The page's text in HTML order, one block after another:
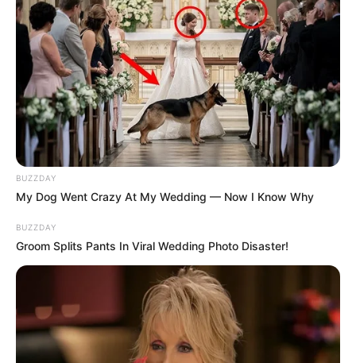
એન્જિનિયરનું મોત
2 weeks ago
પેપર લીક વિરુદ્ધ કાલે નવું બિલ આવી શકે છે, 10
વર્ષની જેલ અને 10 કરોડ સુધીના દંડની જોગવાઈ
2 weeks ago
મોદીએ રાતે 12 વાગ્યે વીડિયો મેસેજ જાહેર કરીને
કહ્યું, પેપર લીક પર કડક નિર્ણય લેવાશે
2 weeks ago
Gujarat
News 1,078
Astrology 521
International 475
BUZZDAY
My Dog Went Crazy At My Wedding — Now I Know Why
BUZZDAY
Groom Splits Pants In Viral Wedding Photo Disaster!